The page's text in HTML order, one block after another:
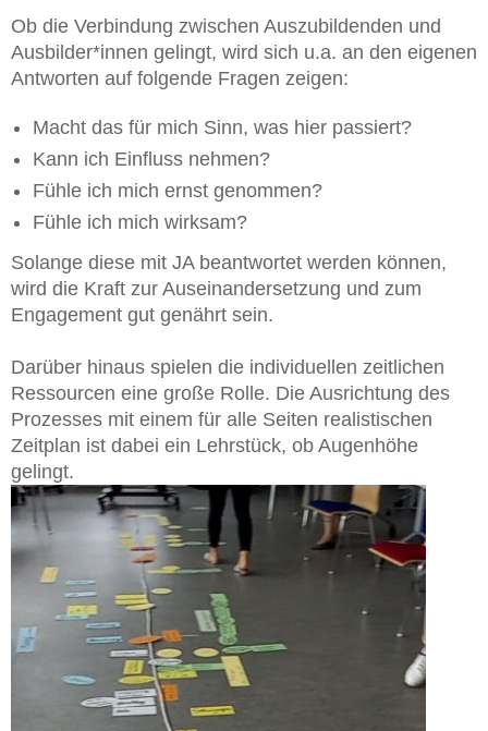
Ob die Verbindung zwischen Auszubildenden und
Ausbilder*innen gelingt, wird sich u.a. an den eigenen
Antworten auf folgende Fragen zeigen:
Macht das für mich Sinn, was hier passiert?
Kann ich Einfluss nehmen?
Fühle ich mich ernst genommen?
Fühle ich mich wirksam?
Solange diese mit JA beantwortet werden können,
wird die Kraft zur Auseinandersetzung und zum
Engagement gut genährt sein.
Darüber hinaus spielen die individuellen zeitlichen
Ressourcen eine große Rolle. Die Ausrichtung des
Prozesses mit einem für alle Seiten realistischen
Zeitplan ist dabei ein Lehrstück, ob Augenhöhe
gelingt.